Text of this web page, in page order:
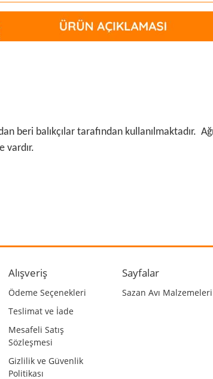
beri balıkçılar tarafından kullanılmaktadır.
vardır.
Alışveriş
Ödeme Seçenekleri
Teslimat ve İade
Mesafeli Satış
Sözleşmesi
Gizlilik ve Güvenlik
Politikası
Sayfalar
Sazan Avı Malzemeleri